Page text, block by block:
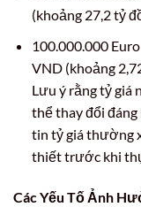
(khoảng 27,2 tỷ
100.000.000
VND (khoảng
Lưu ý rằng tỷ giá
thể thay đổi
tin tỷ giá thường
thiết trước khi
Các Yếu Tố Ảnh